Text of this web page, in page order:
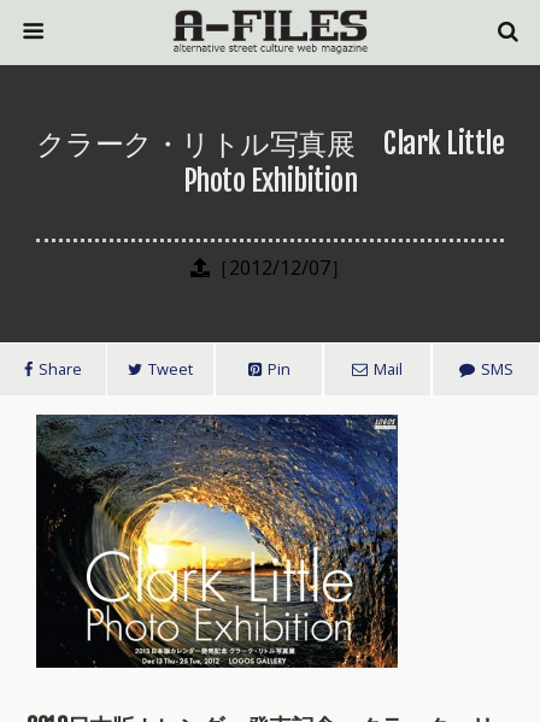
クラーク・リトル写真展 Clark Little
Photo Exhibition
［2012/12/07］
Share Tweet Pin Mail SMS